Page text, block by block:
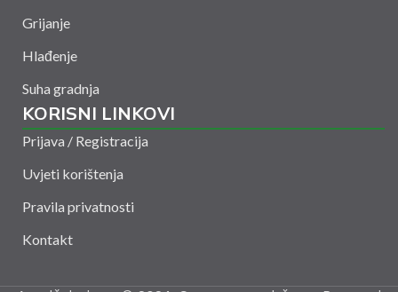
Grijanje
Hlađenje
Suha gradnja
KORISNI LINKOVI
Prijava / Registracija
Uvjeti korištenja
Pravila privatnosti
Kontakt